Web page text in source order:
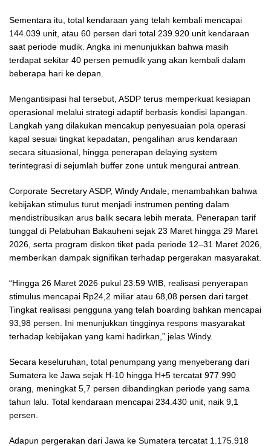
Sementara itu, total kendaraan yang telah kembali mencapai
144.039 unit, atau 60 persen dari total 239.920 unit kendaraan
saat periode mudik. Angka ini menunjukkan bahwa masih
terdapat sekitar 40 persen pemudik yang akan kembali dalam
beberapa hari ke depan.
Mengantisipasi hal tersebut, ASDP terus memperkuat kesiapan
operasional melalui strategi adaptif berbasis kondisi lapangan.
Langkah yang dilakukan mencakup penyesuaian pola operasi
kapal sesuai tingkat kepadatan, pengalihan arus kendaraan
secara situasional, hingga penerapan delaying system
terintegrasi di sejumlah buffer zone untuk mengurai antrean.
Corporate Secretary ASDP, Windy Andale, menambahkan bahwa
kebijakan stimulus turut menjadi instrumen penting dalam
mendistribusikan arus balik secara lebih merata. Penerapan tarif
tunggal di Pelabuhan Bakauheni sejak 23 Maret hingga 29 Maret
2026, serta program diskon tiket pada periode 12–31 Maret 2026,
memberikan dampak signifikan terhadap pergerakan masyarakat.
“Hingga 26 Maret 2026 pukul 23.59 WIB, realisasi penyerapan
stimulus mencapai Rp24,2 miliar atau 68,08 persen dari target.
Tingkat realisasi pengguna yang telah boarding bahkan mencapai
93,98 persen. Ini menunjukkan tingginya respons masyarakat
terhadap kebijakan yang kami hadirkan,” jelas Windy.
Secara keseluruhan, total penumpang yang menyeberang dari
Sumatera ke Jawa sejak H-10 hingga H+5 tercatat 977.990
orang, meningkat 5,7 persen dibandingkan periode yang sama
tahun lalu. Total kendaraan mencapai 234.430 unit, naik 9,1
persen.
Adapun pergerakan dari Jawa ke Sumatera tercatat 1.175.918